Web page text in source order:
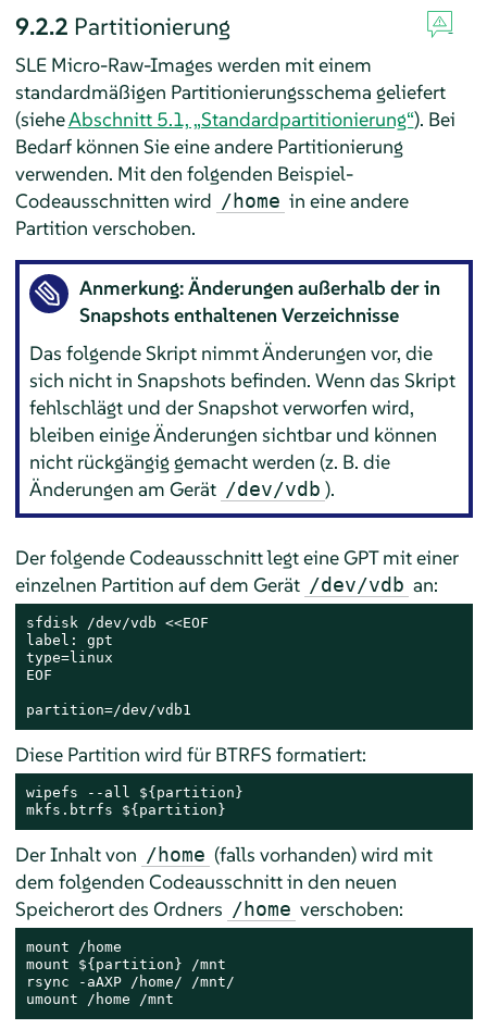
9.2.2 Partitionierung
SLE Micro-Raw-Images werden mit einem
standardmäßigen Partitionierungsschema geliefert
(sieheAbschnitt 5.1, „Standardpartitionierung“). Bei
Bedarf können Sie eine andere Partitionierung
verwenden. Mit den folgenden Beispiel-
Codeausschnitten wird /home in eine andere
Partition verschoben.
Anmerkung: Änderungen außerhalb der in
Snapshots enthaltenen Verzeichnisse
Das folgende Skript nimmt Änderungen vor, die
sich nicht in Snapshots befinden. Wenn das Skript
fehlschlägt und der Snapshot verworfen wird,
bleiben einige Änderungen sichtbar und können
nicht rückgängig gemacht werden (z. B. die
Änderungen am Gerät /dev/vdb ).
Der folgende Codeausschnitt legt eine GPT mit einer
einzelnen Partition auf dem Gerät /dev/vdb an:
sfdisk /dev/vdb <<EOF
label: gpt
type=linux
EOF
partition=/dev/vdb1
Diese Partition wird für BTRFS formatiert:
wipefs --all ${partition}
mkfs.btrfs ${partition}
Der Inhalt von /home (falls vorhanden) wird mit
dem folgenden Codeausschnitt in den neuen
Speicherort des Ordners /home verschoben:
mount /home
mount ${partition} /mnt
rsync -aAXP /home/ /mnt/
umount /home /mnt